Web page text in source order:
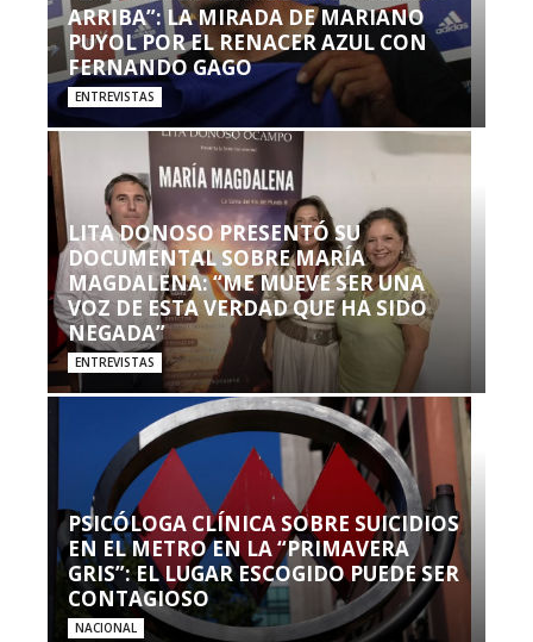
ARRIBA”: LA MIRADA DE MARIANO
PUYOL POR EL RENACER AZUL CON
FERNANDO GAGO
ENTREVISTAS
LITA DONOSO PRESENTÓ SU
DOCUMENTAL SOBRE MARÍA
MAGDALENA: “ME MUEVE SER UNA
VOZ DE ESTA VERDAD QUE HA SIDO
NEGADA”
ENTREVISTAS
PSICÓLOGA CLÍNICA SOBRE SUICIDIOS
EN EL METRO EN LA “PRIMAVERA
GRIS”: EL LUGAR ESCOGIDO PUEDE SER
CONTAGIOSO
NACIONAL